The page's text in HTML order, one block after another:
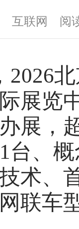
互联网 阅
北
展览
展，
台、
术、
联车